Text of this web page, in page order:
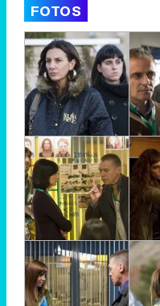
FOTOS